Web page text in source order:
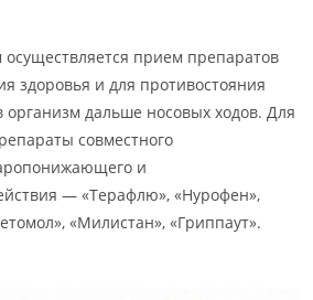
прием препаратов
здоровья и для противостояния
организм дальше носовых ходов. Для
совместного
и
— «Терафлю», «Нурофен»,
«Милистан», «Гриппаут».